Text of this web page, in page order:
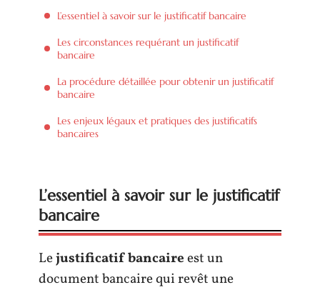
L’essentiel à savoir sur le justificatif bancaire
Les circonstances requérant un justificatif
bancaire
La procédure détaillée pour obtenir un justificatif
bancaire
Les enjeux légaux et pratiques des justificatifs
bancaires
L’essentiel à savoir sur le justificatif
bancaire
Lejustificatif bancaireest un
document bancaire qui revêt une